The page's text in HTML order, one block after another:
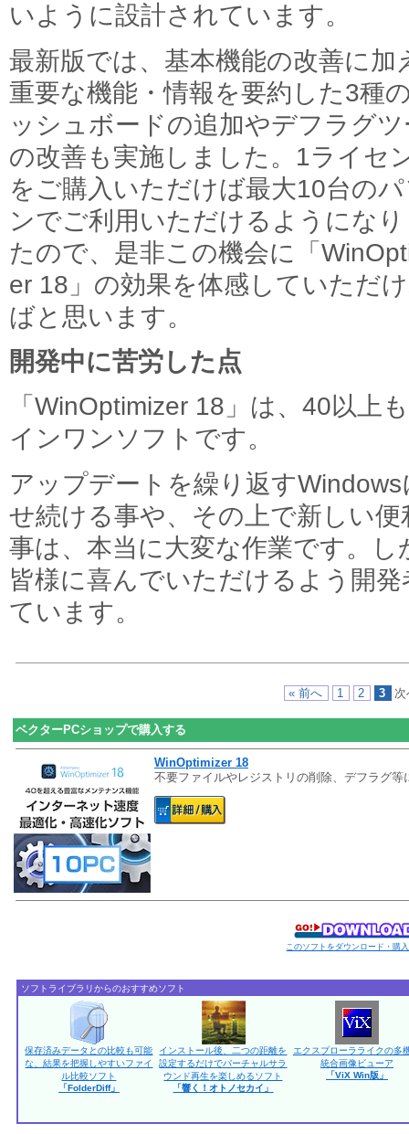
いように設計されています。
最新版では、基本機能の改善に加
重要な機能・情報を要約した3種
ッシュボードの追加やデフラグ
の改善も実施しました。1ライセ
をご購入いただけば最大10台の
ンでご利用いただけるようにな
たので、是非この機会に「
er 18」の効果を体感していただ
ばと思います。
開発中に苦労した点
「WinOptimizer 18」は、40以上
インワンソフトです。
アップデートを繰り返す
せ続ける事や、その上で新しい
事は、本当に大変な作業です。
皆様に喜んでいただけるよう開
ています。
« 前へ 1 2 3
ベクターPCショップで購入する
WinOptimizer 18
不要ファイルやレジストリの削除、デフラグ
このソフトをダウンロード・購
ソフトライブラリからのおすすめソフト
保存済みデータとの比較も可能
な、結果を把握しやすいファイ
ル比較ソフト
「FolderDiff」
インストール後、二つの距離を
設定するだけでバーチャルサラ
ウンド再生を楽しめるソフト
「響く！オトノセカイ」
エクスプローラライクの多
統合画像ビューア
「ViX Win版」